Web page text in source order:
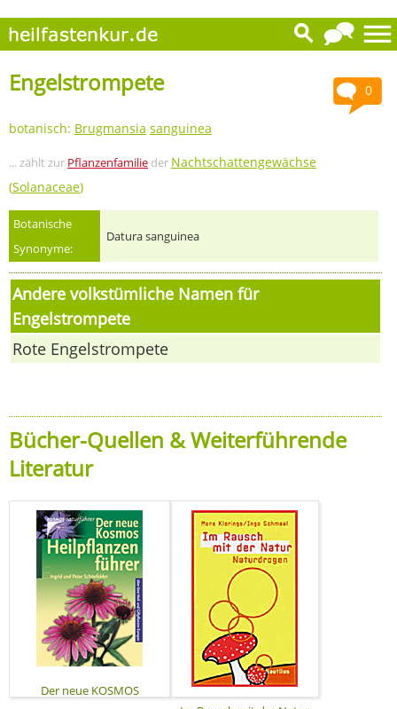
0
Engelstrompete
botanisch: Brugmansia sanguinea
... zählt zur Pflanzenfamilie der Nachtschattengewächse
(Solanaceae)
Botanische
Synonyme:
Datura sanguinea
Andere volkstümliche Namen für
Engelstrompete
Rote Engelstrompete
Bücher-Quellen & Weiterführende
Literatur
Der neue KOSMOS